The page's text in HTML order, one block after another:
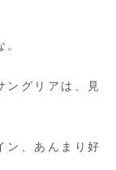
ングリアは、見
ン、あんまり好